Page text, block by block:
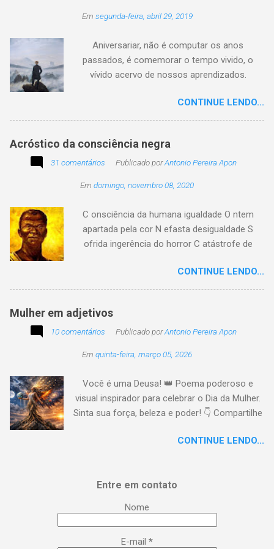
creditado a outros nomes, ajude-nos a
compartilhando o crédito correto.
Em segunda-feira, abril 29, 2019
Aniversariar, não é computar os anos
passados, é comemorar o tempo vivido, o
vívido acervo de nossos aprendizados.
existir. Há quem simplesmente assista o tempo
e a vida passarem. Mas, há também quem
apenas passe alheio a tudo, tem quem aprenda
com o passar... Eu tenho aprendido:
CONTINUE LENDO...
Acróstico da consciência negra
31 comentários Publicado porAntonio Pereira Apon
Em domingo, novembro 08, 2020
C onsciência da humana igualdade O ntem
apartada pela cor N efasta desigualdade S
ofrida ingerência do horror C atástrofe de
tempo o preito N egritude sempre linda C ultura
multicolor I rmanados na cidadania A gentes
CONTINUE LENDO...
Mulher em adjetivos
10 comentários Publicado porAntonio Pereira Apon
Em quinta-feira, março 05, 2026
Você é uma Deusa! 👑 Poema poderoso e
visual inspirador para celebrar o Dia da Mulher.
Sinta sua força, beleza e poder! 👇 Compartilhe
arrepios! 👇 Este poema/música é uma
capturar a essência da mulher em todas as
suas facetas: da força de uma guerreira à
delicadeza de uma musa, da inteligência
lembrete lírico de que você é uma Deusa:
CONTINUE LENDO...
Entre em contato
Nome
E-mail *